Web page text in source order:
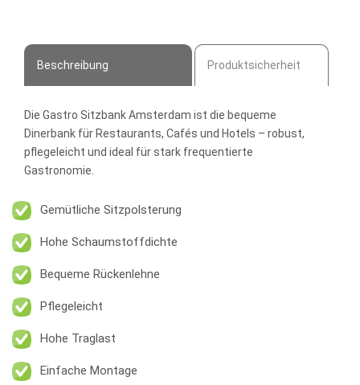
Beschreibung Produktsicherheit
Die Gastro Sitzbank Amsterdam ist die bequeme
Dinerbank für Restaurants, Cafés und Hotels – robust,
pflegeleicht und ideal für stark frequentierte
Gastronomie.
Gemütliche Sitzpolsterung
Hohe Schaumstoffdichte
Bequeme Rückenlehne
Pflegeleicht
Hohe Traglast
Einfache Montage